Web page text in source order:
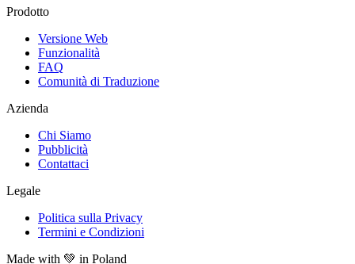
Prodotto
Versione Web
Funzionalità
FAQ
Comunità di Traduzione
Azienda
Chi Siamo
Pubblicità
Contattaci
Legale
Politica sulla Privacy
Termini e Condizioni
Made with 💚 in Poland